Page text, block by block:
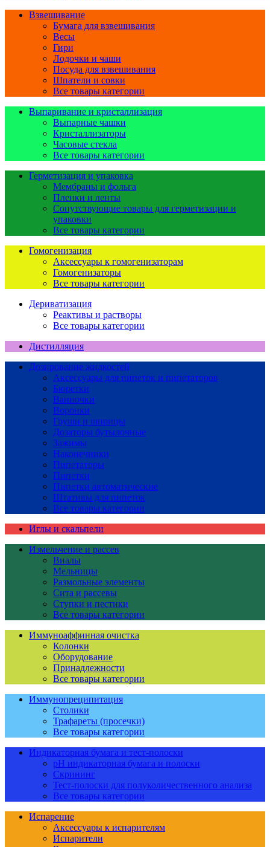
Взвешивание
Бумага для взвешивания
Весы
Гири
Лодочки и чаши
Посуда для взвешивания
Шпатели и совки
Все товары категории
Выпаривание и кристаллизация
Выпарные чашки
Кристаллизаторы
Часовые стекла
Все товары категории
Герметизация и упаковка
Мембраны и фольга
Пленки и ленты
Сопутствующие товары для герметизации и
упаковки
Все товары категории
Гомогенизация
Аксессуары к гомогенизаторам
Гомогенизаторы
Все товары категории
Дериватизация
Реактивы и растворы
Все товары категории
Дистилляция
Дозирование жидкостей
Аксессуары для пипеток и пипетаторов
Бюретки
Ванночки
Воронки
Груши и шприцы
Дозаторы бутылочные
Зажимы
Наконечники
Пипетаторы
Пипетки
Пипетки автоматические
Штативы для пипеток
Все товары категории
Иглы и скальпели
Измельчение и рассев
Виалы
Мельницы
Размольные элементы
Сита и рассевы
Ступки и пестики
Все товары категории
Иммуноаффинная очистка
Колонки
Оборудование
Принадлежности
Все товары категории
Иммунопреципитация
Столики
Трафареты (просечки)
Все товары категории
Индикаторная бумага и тест-полоски
pH индикаторная бумага и полоски
Скрининг
Тест-полоски для полуколичественного анализа
Все товары категории
Испарение
Аксессуары к испарителям
Испарители